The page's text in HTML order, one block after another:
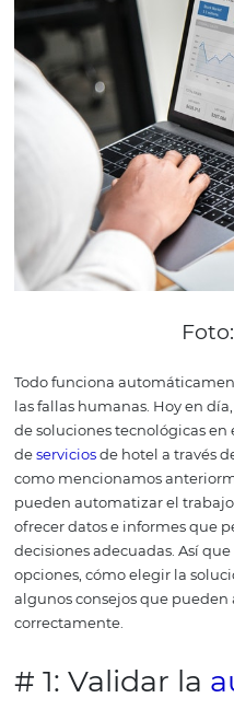
de marketing y ventas,
ventas también son muy
decisiones
de un
Una de las ventajasdel
informes avanzados
manera automatizada.
proporcionan un
ocupación hotelera,
datos actualizados en
posible, por ejemplo,
realizar un cambio en la
Cómo
channel
pasos
La mejor idea es elegir
con el sistema de
modo que el channel
una venta directa y esta